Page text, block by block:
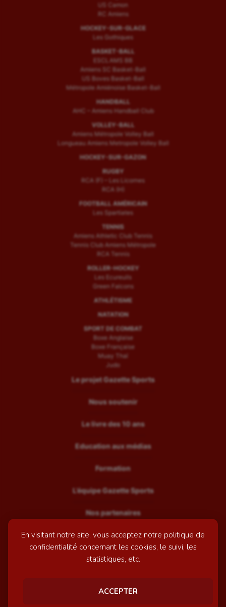
En visitant notre site, vous acceptez notre politique de
confidentialité concernant les cookies, le suivi, les
statistiques, etc.
ACCEPTER
US Camon
RC Amiens
HOCKEY-SUR-GLACE
Les Gothiques
BASKET-BALL
ESCLAMS BB
Amiens SC Basket-Ball
US Boves Basket-Ball
Métropole Amiénoise Basket-Ball
HANDBALL
AHC – Amiens Handball Club
VOLLEY-BALL
Amiens Métropole Volley Ball
Longueau Amiens Metropole Volley Ball
HOCKEY-SUR-GAZON
RUGBY
RCA (F) – Les Licornes
RCA (H)
FOOTBALL AMÉRICAIN
Les Spartiates
TENNIS
Amiens Athletic Club Tennis
Tennis Club Amiens Métropole
RCA Tennis
ROLLER-HOCKEY
Les Ecureuils
Green Falcons
ATHLÉTISME
NATATION
SPORT DE COMBAT
Boxe Anglaise
Boxe Française
Muay Thaï
Judo
Le projet Gazette Sports
Nous soutenir
Le livre des 10 ans
Education aux médias
Formation
L’équipe Gazette Sports
Nos partenaires
Recrutement
Mentions légales